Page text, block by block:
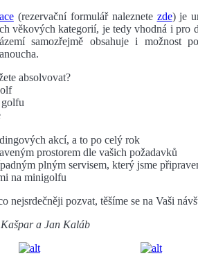
(rezervační formulář naleznete zde) je
věkových kategorií, je tedy vhodná i pro
samozřejmě obsahuje i možnost
absolvovat?
golfu
akcí, a to po celý rok
prostorem dle vašich požadavků
plným servisem, který jsme
na minigolfu
nejsrdečněji pozvat, těšíme se na Vaši
a Jan Kaláb